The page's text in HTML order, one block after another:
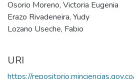
Osorio Moreno, Victoria Eugenia
Erazo Rivadeneira, Yudy
Lozano Useche, Fabio
URI
https://